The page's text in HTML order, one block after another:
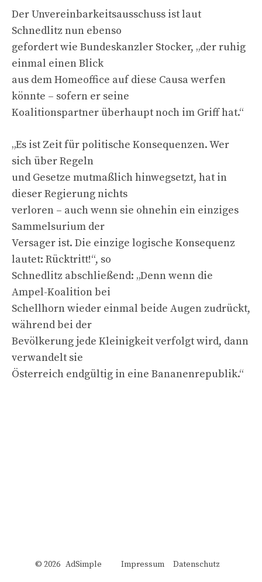
Der Unvereinbarkeitsausschuss ist laut
Schnedlitz nun ebenso
gefordert wie Bundeskanzler Stocker, „der ruhig
einmal einen Blick
aus dem Homeoffice auf diese Causa werfen
könnte – sofern er seine
Koalitionspartner überhaupt noch im Griff hat.“
„Es ist Zeit für politische Konsequenzen. Wer
sich über Regeln
und Gesetze mutmaßlich hinwegsetzt, hat in
dieser Regierung nichts
verloren – auch wenn sie ohnehin ein einziges
Sammelsurium der
Versager ist. Die einzige logische Konsequenz
lautet: Rücktritt!“, so
Schnedlitz abschließend: „Denn wenn die
Ampel-Koalition bei
Schellhorn wieder einmal beide Augen zudrückt,
während bei der
Bevölkerung jede Kleinigkeit verfolgt wird, dann
verwandelt sie
Österreich endgültig in eine Bananenrepublik.“
© 2026 AdSimple Impressum Datenschutz